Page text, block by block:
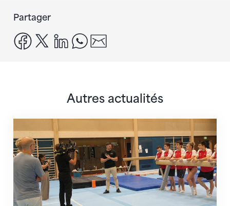
Partager
facebook
x linkedinwhatsapp
Autres actualités
En route pour Zagreb avec des objectifs clairs